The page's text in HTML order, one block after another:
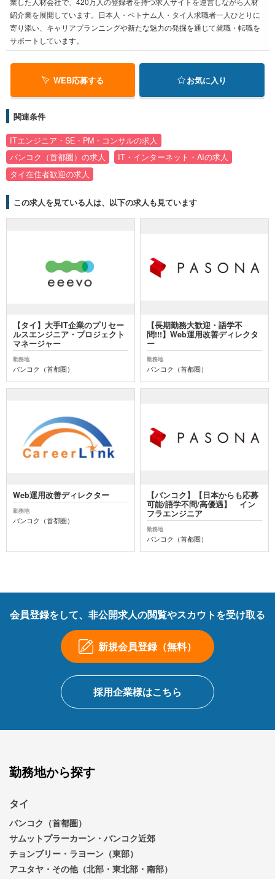
紹介業を展開しています。日本人・ベトナム人・タイ人求職者一人ひとりに
寄り添い、キャリアプランニングや新たな魅力の発掘を通じて就職・転職を
サポートしています。
WEB応募する お気に入り
関連条件
ITエンジニア・SE・PM・コンサルの求人
バンコク（首都圏）の求人
IT・インターネット・AIの求人
タイ在住者歓迎の求人
この求人を見ている人は、以下の求人も見ています
【タイ】大手IT企業のプリセー
ルスエンジニア・プロジェクト
マネージャー
勤務地
バンコク（首都圏）
【長期勤務大歓迎・語学不
問!!!】Web運用改善ディレクタ
ー
勤務地
バンコク（首都圏）
Web運用改善ディレクター
勤務地
バンコク（首都圏）
【バンコク】【日本からも応募
可能/語学不問/高優遇】 イン
フラエンジニア
勤務地
バンコク（首都圏）
会員登録をして、非公開求人の閲覧やスカウトを受け取る
新規会員登録（無料）
採用企業様はこちら
勤務地から探す
タイ
バンコク（首都圏）
サムットプラーカーン・バンコク近郊
チョンブリー・ラヨーン（東部）
アユタヤ・その他（北部・東北部・南部）